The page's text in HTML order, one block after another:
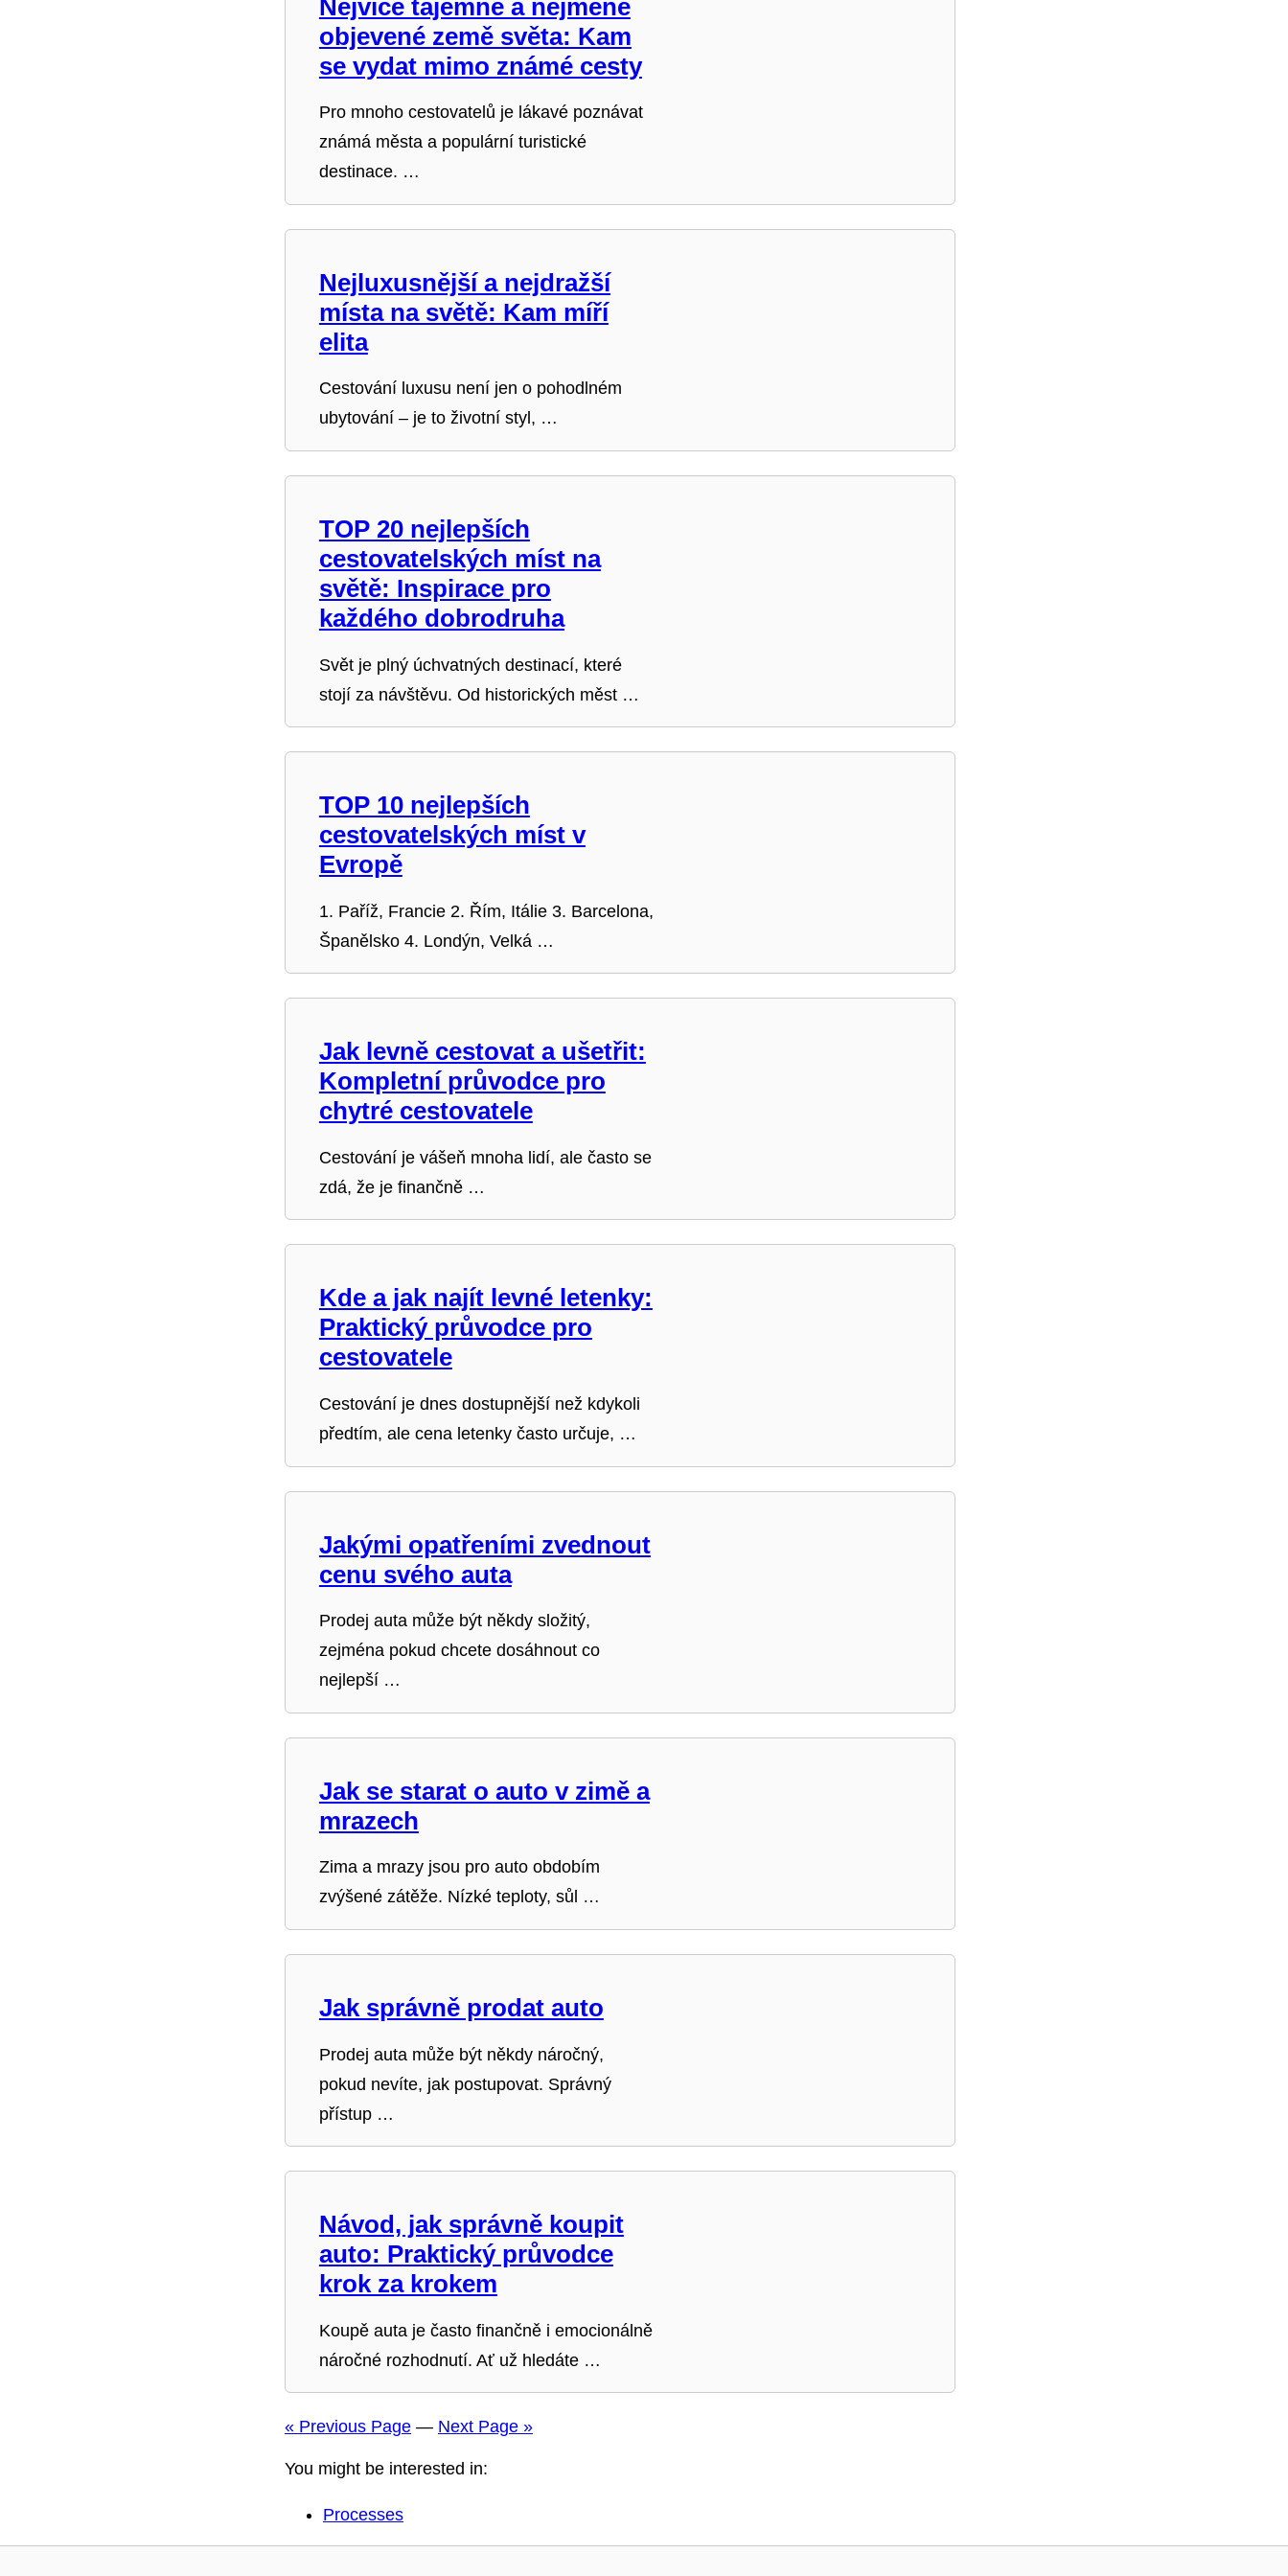
Nejvíce tajemné a nejméně
objevené země světa: Kam
se vydat mimo známé cesty
Pro mnoho cestovatelů je lákavé poznávat
známá města a populární turistické
destinace. …
Nejluxusnější a nejdražší
místa na světě: Kam míří
elita
Cestování luxusu není jen o pohodlném
ubytování – je to životní styl, …
TOP 20 nejlepších
cestovatelských míst na
světě: Inspirace pro
každého dobrodruha
Svět je plný úchvatných destinací, které
stojí za návštěvu. Od historických měst …
TOP 10 nejlepších
cestovatelských míst v
Evropě
1. Paříž, Francie 2. Řím, Itálie 3. Barcelona,
Španělsko 4. Londýn, Velká …
Jak levně cestovat a ušetřit:
Kompletní průvodce pro
chytré cestovatele
Cestování je vášeň mnoha lidí, ale často se
zdá, že je finančně …
Kde a jak najít levné letenky:
Praktický průvodce pro
cestovatele
Cestování je dnes dostupnější než kdykoli
předtím, ale cena letenky často určuje, …
Jakými opatřeními zvednout
cenu svého auta
Prodej auta může být někdy složitý,
zejména pokud chcete dosáhnout co
nejlepší …
Jak se starat o auto v zimě a
mrazech
Zima a mrazy jsou pro auto obdobím
zvýšené zátěže. Nízké teploty, sůl …
Jak správně prodat auto
Prodej auta může být někdy náročný,
pokud nevíte, jak postupovat. Správný
přístup …
Návod, jak správně koupit
auto: Praktický průvodce
krok za krokem
Koupě auta je často finančně i emocionálně
náročné rozhodnutí. Ať už hledáte …
« Previous Page — Next Page »
You might be interested in:
Processes